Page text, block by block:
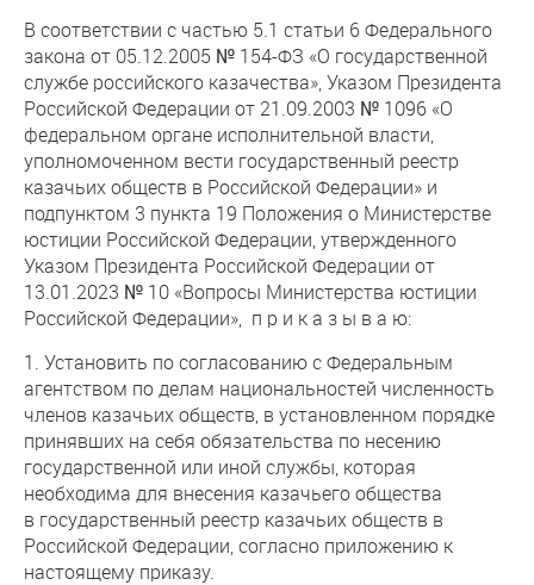
В соответствии с частью 5.1 статьи 6 Федерального
закона от 05.12.2005 № 154-ФЗ «О государственной
службе российского казачества», Указом Президента
Российской Федерации от 21.09.2003 № 1096 «О
федеральном органе исполнительной власти,
уполномоченном вести государственный реестр
казачьих обществ в Российской Федерации» и
подпунктом 3 пункта 19 Положения о Министерстве
юстиции Российской Федерации, утвержденного
Указом Президента Российской Федерации от
13.01.2023 № 10 «Вопросы Министерства юстиции
Российской Федерации», п р и к а з ы в а ю:
1. Установить по согласованию с Федеральным
агентством по делам национальностей численность
членов казачьих обществ, в установленном порядке
принявших на себя обязательства по несению
государственной или иной службы, которая
необходима для внесения казачьего общества
в государственный реестр казачьих обществ в
Российской Федерации, согласно приложению к
настоящему приказу.